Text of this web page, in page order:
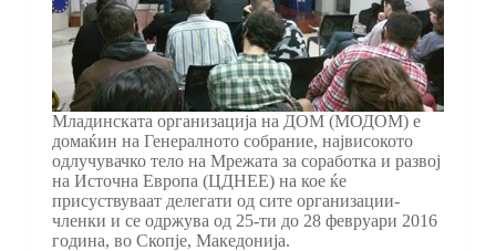
Младинската организација на ДОМ (МОДОМ) е
домаќин на Генералното собрание, највисокото
одлучувачко тело на Мрежата за соработка и развој
на Источна Европа (ЦДНЕЕ) на кое ќе
присуствуваат делегати од сите организации-
членки и се одржува од 25-ти до 28 февруари 2016
година, во Скопје, Македонија.